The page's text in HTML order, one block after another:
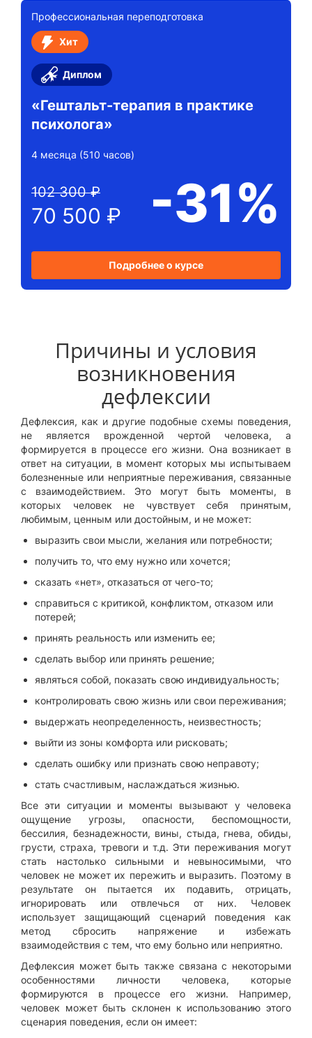
Профессиональная переподготовка
Хит
Диплом
«Гештальт-терапия в практике
психолога»
4 месяца (510 часов)
70 500 ₽
102 300 ₽ -31%
Подробнее о курсе
Причины и условия
возникновения
дефлексии
Дефлексия, как и другие подобные схемы поведения,
не является врожденной чертой человека, а
формируется в процессе его жизни. Она возникает в
ответ на ситуации, в момент которых мы испытываем
болезненные или неприятные переживания, связанные
с взаимодействием. Это могут быть моменты, в
которых человек не чувствует себя принятым,
любимым, ценным или достойным, и не может:
выразить свои мысли, желания или потребности;
получить то, что ему нужно или хочется;
сказать «нет», отказаться от чего-то;
справиться с критикой, конфликтом, отказом или
потерей;
принять реальность или изменить ее;
сделать выбор или принять решение;
являться собой, показать свою индивидуальность;
контролировать свою жизнь или свои переживания;
выдержать неопределенность, неизвестность;
выйти из зоны комфорта или рисковать;
сделать ошибку или признать свою неправоту;
стать счастливым, наслаждаться жизнью.
Все эти ситуации и моменты вызывают у человека
ощущение угрозы, опасности, беспомощности,
бессилия, безнадежности, вины, стыда, гнева, обиды,
грусти, страха, тревоги и т.д. Эти переживания могут
стать настолько сильными и невыносимыми, что
человек не может их пережить и выразить. Поэтому в
результате он пытается их подавить, отрицать,
игнорировать или отвлечься от них. Человек
использует защищающий сценарий поведения как
метод сбросить напряжение и избежать
взаимодействия с тем, что ему больно или неприятно.
Дефлексия может быть также связана с некоторыми
особенностями личности человека, которые
формируются в процессе его жизни. Например,
человек может быть склонен к использованию этого
сценария поведения, если он имеет: